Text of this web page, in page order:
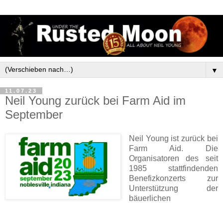
▼
11.07.23
Neil Young zurück bei Farm Aid im
September
Neil Young ist zurück bei
Farm Aid. Die
Organisatoren des seit
1985 stattfindenden
Benefizkonzerts zur
Unterstützung der
bäuerlichen